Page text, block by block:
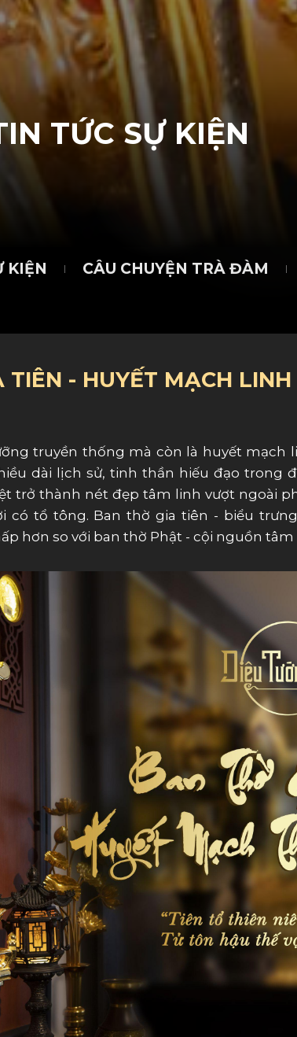
IN TỨC SỰ KIỆN
KIỆN CÂU CHUYỆN TRÀ ĐÀM
TIÊN - HUYẾT MẠCH LINH
truyền thống mà còn là huyết mạch
dài lịch sử, tinh thần hiếu đạo trong
trở thành nét đẹp tâm linh vượt ngoài
có tổ tông. Ban thờ gia tiên - biểu
hơn so với ban thờ Phật - cội nguồn tâm